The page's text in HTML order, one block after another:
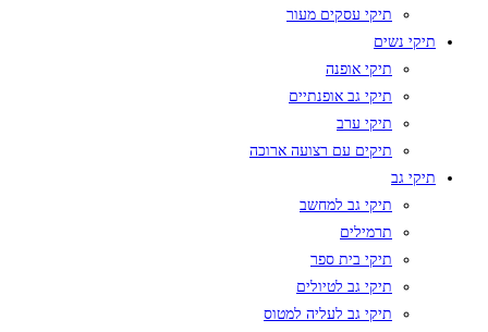
תיקי עסקים מעור
תיקי נשים
תיקי אופנה
תיקי גב אופנתיים
תיקי ערב
תיקים עם רצועה ארוכה
תיקי גב
תיקי גב למחשב
תרמילים
תיקי בית ספר
תיקי גב לטיולים
תיקי גב לעליה למטוס